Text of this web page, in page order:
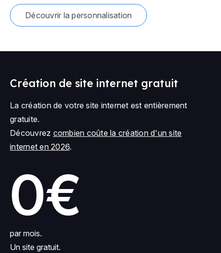
Découvrir la personnalisation
Création de site internet gratuit
La création de votre site internet est entièrement
gratuite.
Découvrez combien coûte la création d'un site
internet en 2026.
0€
par mois.
Un site gratuit.